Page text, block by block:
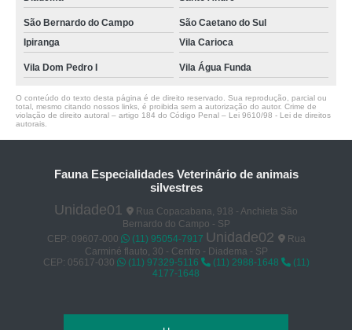
São Bernardo do Campo
São Caetano do Sul
Ipiranga
Vila Carioca
Vila Dom Pedro I Vila Água Funda
O conteúdo do texto desta página é de direito reservado. Sua reprodução, parcial ou
total, mesmo citando nossos links, é proibida sem a autorização do autor. Crime de
violação de direito autoral – artigo 184 do Código Penal – Lei 9610/98 - Lei de direitos
autorais
Fauna Especialidades Veterinário de animais
silvestres
Unidade01
Rua Copacabana, 918 - Anchieta São
Bernardo do Campo - SP
CEP: 09607-000
(11) 95054-7917 Unidade02
Rua
Carminé flauto, 30 - Centro - Diadema - SP
CEP: 05617-030
(11) 97329-5116 (11) 2988-1648
(11)
4177-1648